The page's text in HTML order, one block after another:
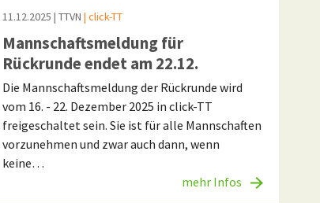
11.12.2025 | TTVN | click-TT
Mannschaftsmeldung für
Rückrunde endet am 22.12.
Die Mannschaftsmeldung der Rückrunde wird
vom 16. - 22. Dezember 2025 in click-TT
freigeschaltet sein. Sie ist für alle Mannschaften
vorzunehmen und zwar auch dann, wenn
keine…
mehr Infos